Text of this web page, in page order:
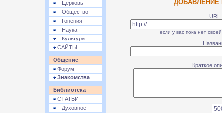
Церковь
Общество
Гонения
Наука
Культура
САЙТЫ
Общение
Форум
Знакомства
Библиотека
СТАТЬИ
Духовное
ДОБАВЛЕНИЕ
URL
если у вас пока нет
Краткое